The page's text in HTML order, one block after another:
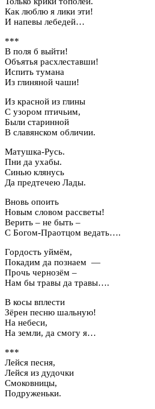
Как люблю я лики эти!
И напевы лебедей…
***
В поля б выйти!
Объятья расхлеставши!
Испить тумана
Из глиняной чаши!
Из красной из глины
С узором птичьим,
Были старинной
В славянском обличии.
Матушка-Русь.
Пни да ухабы.
Синью клянусь
Да предтечею Лады.
Вновь опоить
Новым словом рассветы!
Верить – не быть –
С Богом-Праотцом ведать….
Гордость уймём,
Покадим да познаем —
Прочь чернозём –
Нам бы травы да травы….
В косы вплести
Зёрен песню шальную!
На небеси,
На земли, да смогу я…
***
Лейся песня,
Лейся из дудочки
Смоковницы,
Подруженьки.